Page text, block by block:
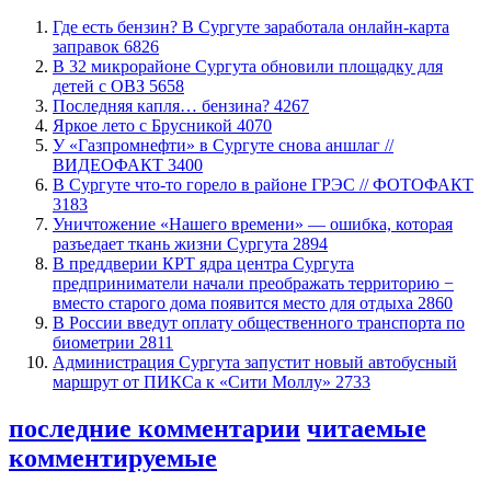
​Где есть бензин? В Сургуте заработала онлайн-карта
заправок 6826
В 32 микрорайоне Сургута обновили площадку для
детей с ОВЗ 5658
​Последняя капля… бензина? 4267
Яркое лето с Брусникой 4070
У «Газпромнефти» в Сургуте снова аншлаг //
ВИДЕОФАКТ 3400
​В Сургуте что-то горело в районе ГРЭС // ФОТОФАКТ
3183
​Уничтожение «Нашего времени» — ошибка, которая
разъедает ткань жизни Сургута 2894
​В преддверии КРТ ядра центра Сургута
предприниматели начали преображать территорию −
вместо старого дома появится место для отдыха 2860
В России введут оплату общественного транспорта по
биометрии 2811
​Администрация Сургута запустит новый автобусный
маршрут от ПИКСа к «Сити Моллу» 2733
последние комментарии читаемые
комментируемые